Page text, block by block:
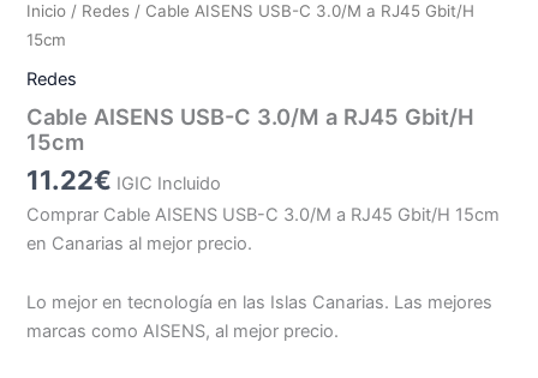
Inicio / Redes / Cable AISENS USB-C 3.0/M a RJ45 Gbit/H
15cm
Redes
Cable AISENS USB-C 3.0/M a RJ45 Gbit/H
15cm
11.22€ IGIC Incluido
Comprar Cable AISENS USB-C 3.0/M a RJ45 Gbit/H 15cm
en Canarias al mejor precio.
Lo mejor en tecnología en las Islas Canarias. Las mejores
marcas como AISENS, al mejor precio.